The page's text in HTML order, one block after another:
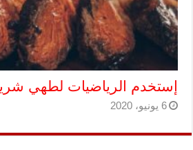
إستخدم الرياضيات لطهي
6 يونيو، 2020